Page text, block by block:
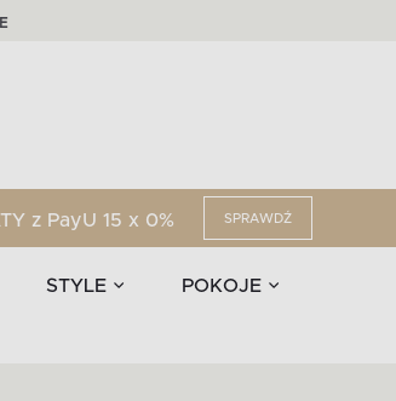
z PayU 15 x 0% SPRAWDŹ
STYLE POKOJE
LOFTY -45 %
produktów:
Liczba produktów: